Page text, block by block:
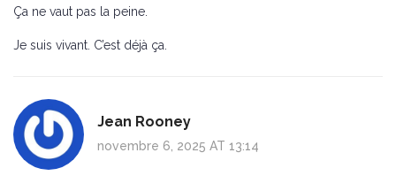
Ça ne vaut pas la peine.
Je suis vivant. C’est déjà ça.
Jean Rooney
novembre 6, 2025 AT 13:14